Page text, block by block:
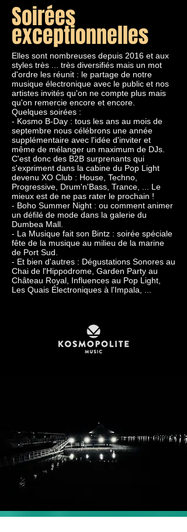
Soirées
exceptionnelles
Elles sont nombreuses depuis 2016 et aux
styles très ... très diversifiés mais un mot
d'ordre les réunit : le partage de notre
musique électronique avec le public et nos
artistes invités qu'on ne compte plus mais
qu'on remercie encore et encore.
Quelques soirées :
- Kosmo B-Day : tous les ans au mois de
septembre nous célébrons une année
supplémentaire avec l'idée d'inviter et
même de mélanger un maximum de DJs.
C'est donc des B2B surprenants qui
s'expriment dans la cabine du Pop Light
devenu XO Club : House, Techno,
Progressive, Drum'n'Bass, Trance, ... Le
mieux est de ne pas rater le prochain !
- Boho Summer Night : ou comment animer
un défilé de mode dans la galerie du
Dumbea Mall.
- La Musique fait son Bintz : soirée spéciale
fête de la musique au milieu de la marine
de Port Sud.
- Et bien d'autres : Dégustations Sonores au
Chai de l'Hippodrome, Garden Party au
Château Royal, Influences au Pop Light,
Les Quais Électroniques à l'Impala, ...